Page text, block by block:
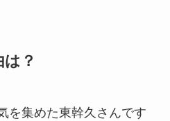
？
を集めた東幹久さんです